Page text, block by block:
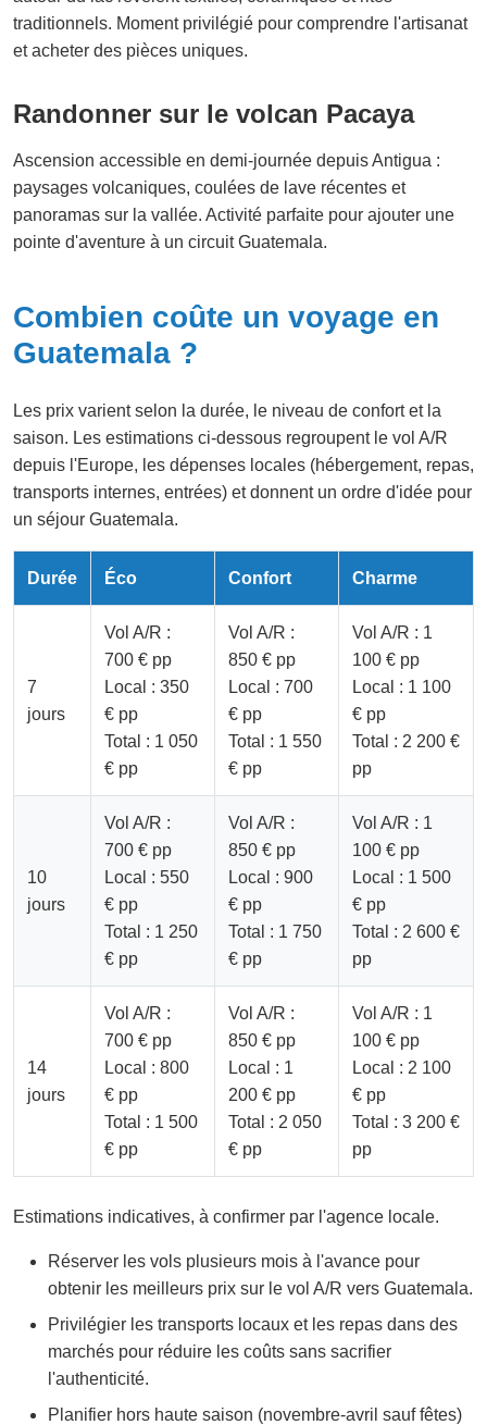
traditionnels. Moment privilégié pour comprendre l'artisanat
et acheter des pièces uniques.
Randonner sur le volcan Pacaya
Ascension accessible en demi-journée depuis Antigua :
paysages volcaniques, coulées de lave récentes et
panoramas sur la vallée. Activité parfaite pour ajouter une
pointe d'aventure à un circuit Guatemala.
Combien coûte un voyage en
Guatemala ?
Les prix varient selon la durée, le niveau de confort et la
saison. Les estimations ci-dessous regroupent le vol A/R
depuis l'Europe, les dépenses locales (hébergement, repas,
transports internes, entrées) et donnent un ordre d'idée pour
un séjour Guatemala.
Durée Éco Confort Charme
7
jours
Vol A/R :
700 € pp
Local : 350
€ pp
Total : 1 050
€ pp
Vol A/R :
850 € pp
Local : 700
€ pp
Total : 1 550
€ pp
Vol A/R : 1
100 € pp
Local : 1 100
€ pp
Total : 2 200 €
pp
10
jours
Vol A/R :
700 € pp
Local : 550
€ pp
Total : 1 250
€ pp
Vol A/R :
850 € pp
Local : 900
€ pp
Total : 1 750
€ pp
Vol A/R : 1
100 € pp
Local : 1 500
€ pp
Total : 2 600 €
pp
14
jours
Vol A/R :
700 € pp
Local : 800
€ pp
Total : 1 500
€ pp
Vol A/R :
850 € pp
Local : 1
200 € pp
Total : 2 050
€ pp
Vol A/R : 1
100 € pp
Local : 2 100
€ pp
Total : 3 200 €
pp
Estimations indicatives, à confirmer par l'agence locale.
Réserver les vols plusieurs mois à l'avance pour
obtenir les meilleurs prix sur le vol A/R vers Guatemala.
Privilégier les transports locaux et les repas dans des
marchés pour réduire les coûts sans sacrifier
l'authenticité.
Planifier hors haute saison (novembre-avril sauf fêtes)